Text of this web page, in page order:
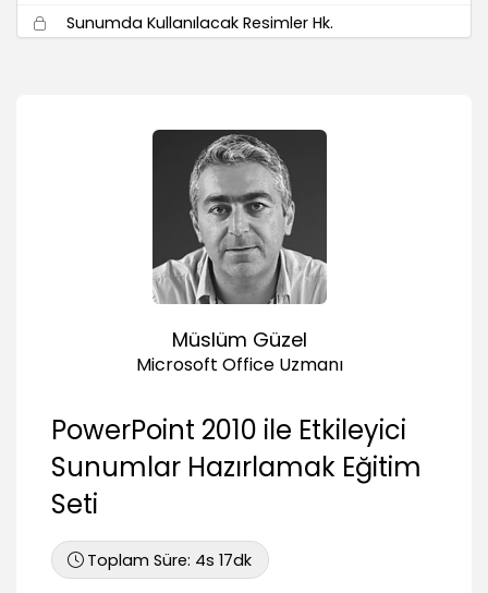
Sunumda Kullanılacak Resimler Hk.
03:19
Sunum ve Slayt Kavramı
Slayt Düzeni Eklemek ve Değiştirmek
Slayt Düzeni Kullanmanın Avantajları
Powerpoint İle Hızlı Sunum Hazırlama
Örnek Çalışma 2
05:05
Tablo Kullanmak
Tablo Ekleme ve Veri Girişi
05:09
Müslüm Güzel
Microsoft Office Uzmanı
PowerPoint 2010 ile Etkileyici
Sunumlar Hazırlamak Eğitim
Seti
Toplam Süre: 4s 17dk